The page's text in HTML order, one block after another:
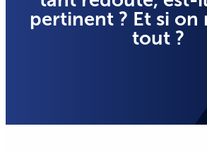
pertinent ? Et si on
tout ?